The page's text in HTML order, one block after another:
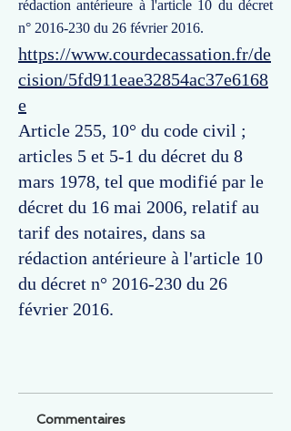
rédaction antérieure à l'article 10 du décret
n° 2016-230 du 26 février 2016.
https://www.courdecassation.fr/de
cision/5fd911eae32854ac37e6168
e
Article 255, 10° du code civil ;
articles 5 et 5-1 du décret du 8
mars 1978, tel que modifié par le
décret du 16 mai 2006, relatif au
tarif des notaires, dans sa
rédaction antérieure à l'article 10
du décret n° 2016-230 du 26
février 2016.
Commentaires